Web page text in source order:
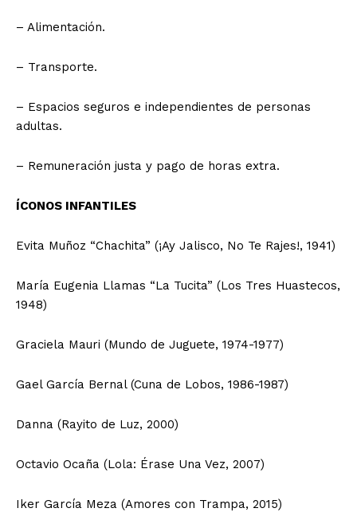
– Alimentación.
– Transporte.
– Espacios seguros e independientes de personas
adultas.
– Remuneración justa y pago de horas extra.
ÍCONOS INFANTILES
Evita Muñoz “Chachita” (¡Ay Jalisco, No Te Rajes!, 1941)
María Eugenia Llamas “La Tucita” (Los Tres Huastecos,
1948)
Graciela Mauri (Mundo de Juguete, 1974-1977)
Gael García Bernal (Cuna de Lobos, 1986-1987)
Danna (Rayito de Luz, 2000)
Octavio Ocaña (Lola: Érase Una Vez, 2007)
Iker García Meza (Amores con Trampa, 2015)